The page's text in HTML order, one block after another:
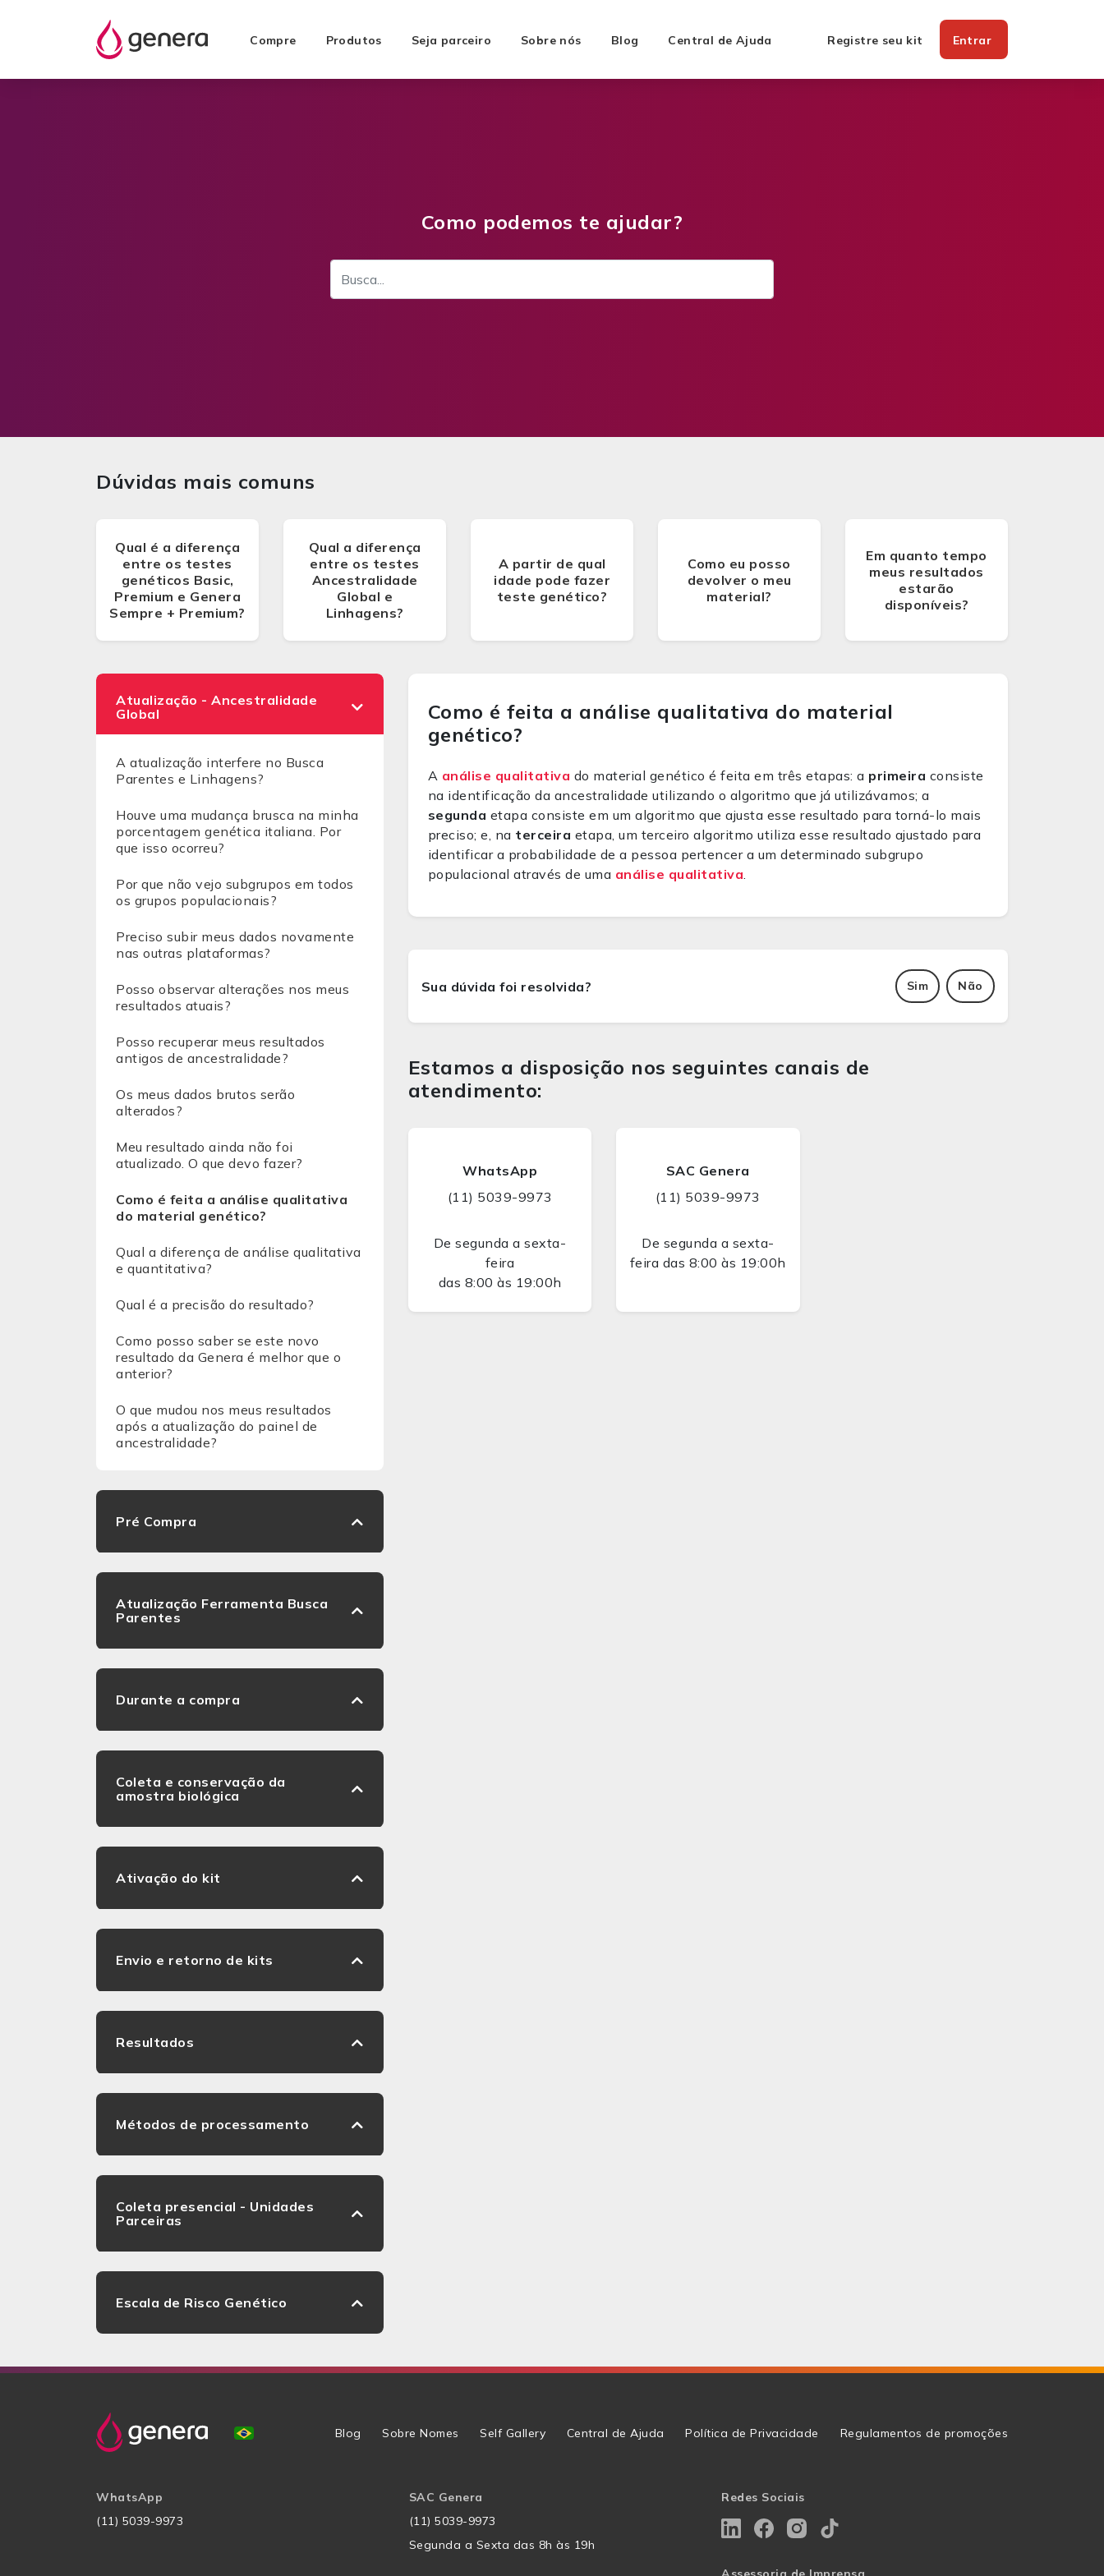
Compre Produtos Seja parceiro Sobre nós Blog Central de Ajuda Registre seu kit Entrar
Como podemos te ajudar?
Dúvidas mais comuns
Qual é a diferença
entre os testes
genéticos Basic,
Premium e Genera
Sempre + Premium?
Qual a diferença
entre os testes
Ancestralidade
Global e
Linhagens?
A partir de qual
idade pode fazer
teste genético?
Como eu posso
devolver o meu
material?
Em quanto tempo
meus resultados
estarão
disponíveis?
Atualização - Ancestralidade
Global
A atualização interfere no Busca
Parentes e Linhagens?
Houve uma mudança brusca na minha
porcentagem genética italiana. Por
que isso ocorreu?
Por que não vejo subgrupos em todos
os grupos populacionais?
Preciso subir meus dados novamente
nas outras plataformas?
Posso observar alterações nos meus
resultados atuais?
Posso recuperar meus resultados
antigos de ancestralidade?
Os meus dados brutos serão
alterados?
Meu resultado ainda não foi
atualizado. O que devo fazer?
Como é feita a análise qualitativa
do material genético?
Qual a diferença de análise qualitativa
e quantitativa?
Qual é a precisão do resultado?
Como posso saber se este novo
resultado da Genera é melhor que o
anterior?
O que mudou nos meus resultados
após a atualização do painel de
ancestralidade?
Pré Compra
Atualização Ferramenta Busca
Parentes
Durante a compra
Coleta e conservação da
amostra biológica
Ativação do kit
Envio e retorno de kits
Resultados
Métodos de processamento
Coleta presencial - Unidades
Parceiras
Escala de Risco Genético
Como é feita a análise qualitativa do material
genético?
A análise qualitativa do material genético é feita em três etapas: a primeira consiste
na identificação da ancestralidade utilizando o algoritmo que já utilizávamos; a
segunda etapa consiste em um algoritmo que ajusta esse resultado para torná-lo mais
preciso; e, na terceira etapa, um terceiro algoritmo utiliza esse resultado ajustado para
identificar a probabilidade de a pessoa pertencer a um determinado subgrupo
populacional através de uma análise qualitativa.
Sim Não
Estamos a disposição nos seguintes canais de
atendimento:
WhatsApp
(11) 5039-9973
De segunda a sexta-
feira
das 8:00 às 19:00h
SAC Genera
(11) 5039-9973
De segunda a sexta-
feira das 8:00 às 19:00h
Blog Sobre Nomes Self Gallery Central de Ajuda Política de Privacidade Regulamentos de promoções
WhatsApp
(11) 5039-9973
SAC Genera
(11) 5039-9973
Segunda a Sexta das 8h às 19h
Redes Sociais